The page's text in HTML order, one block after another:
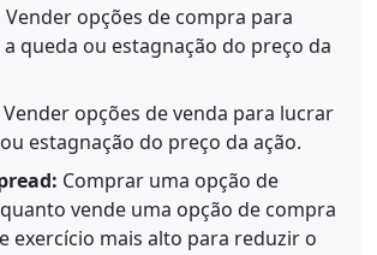
Vender opções de compra para
queda ou estagnação do preço da
Vender opções de venda para lucrar
estagnação do preço da ação.
Comprar uma opção de
vende uma opção de compra
exercício mais alto para reduzir o